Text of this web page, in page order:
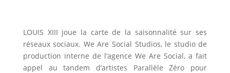
LOUIS XIII joue la carte de la saisonnalité sur ses
réseaux sociaux. We Are Social Studios, le studio de
production interne de l’agence We Are Social, a fait
appel au tandem d’artistes Parallèle Zéro pour